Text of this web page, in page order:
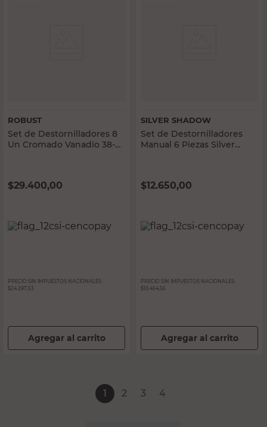
ROBUST
Set de Destornilladores 8
Un Cromado Vanadio 38-
$29.400,00
PRECIO SIN IMPUESTOS NACIONALES:
$24.297,53
Agregar al carrito
SILVER SHADOW
Set de Destornilladores
Manual 6 Piezas Silver
$12.650,00
PRECIO SIN IMPUESTOS NACIONALES:
$10.454,55
Agregar al carrito
1 2 3 4